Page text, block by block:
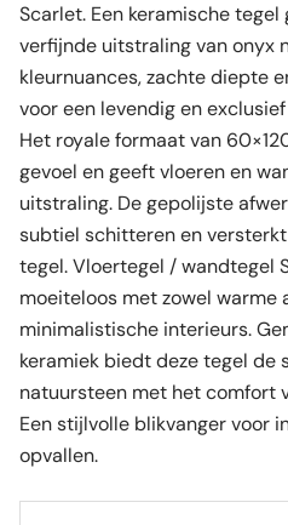
Scarlet. Een keramische
verfijnde uitstraling van onyx
kleurnuances, zachte diepte
voor een levendig en
Het royale formaat van
gevoel en geeft vloeren en
uitstraling. De gepolijste
subtiel schitteren en
tegel. Vloertegel / wandtegel
moeiteloos met zowel warme
minimalistische interieurs.
keramiek biedt deze tegel de
natuursteen met het comfort
Een stijlvolle blikvanger voor
opvallen.